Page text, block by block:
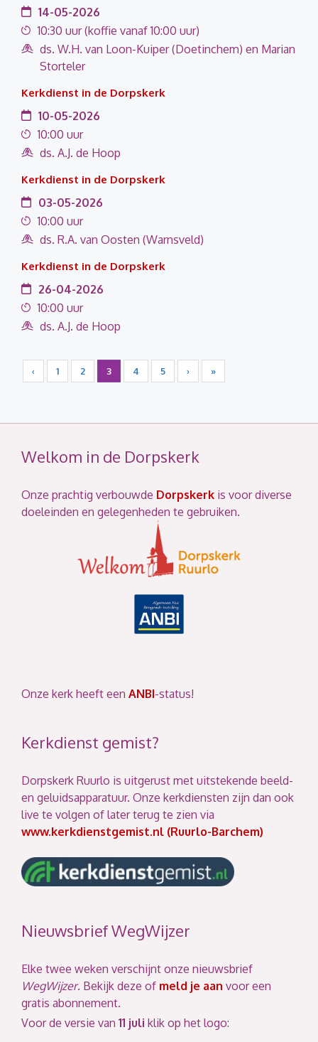
14-05-2026
10:30 uur (koffie vanaf 10:00 uur)
ds. W.H. van Loon-Kuiper (Doetinchem) en Marian
Storteler
Kerkdienst in de Dorpskerk
10-05-2026
10:00 uur
ds. A.J. de Hoop
Kerkdienst in de Dorpskerk
03-05-2026
10:00 uur
ds. R.A. van Oosten (Warnsveld)
Kerkdienst in de Dorpskerk
26-04-2026
10:00 uur
ds. A.J. de Hoop
‹ 1 2 3 4 5 › »
Welkom in de Dorpskerk
Onze prachtig verbouwde Dorpskerk is voor diverse
doeleinden en gelegenheden te gebruiken.
Onze kerk heeft een ANBI-status!
Kerkdienst gemist?
Dorpskerk Ruurlo is uitgerust met uitstekende beeld-
en geluidsapparatuur. Onze kerkdiensten zijn dan ook
live te volgen of later terug te zien via
www.kerkdienstgemist.nl (Ruurlo-Barchem)
Nieuwsbrief WegWijzer
Elke twee weken verschijnt onze nieuwsbrief
WegWijzer. Bekijk deze of meld je aan voor een
gratis abonnement.
Voor de versie van 11 juli klik op het logo: